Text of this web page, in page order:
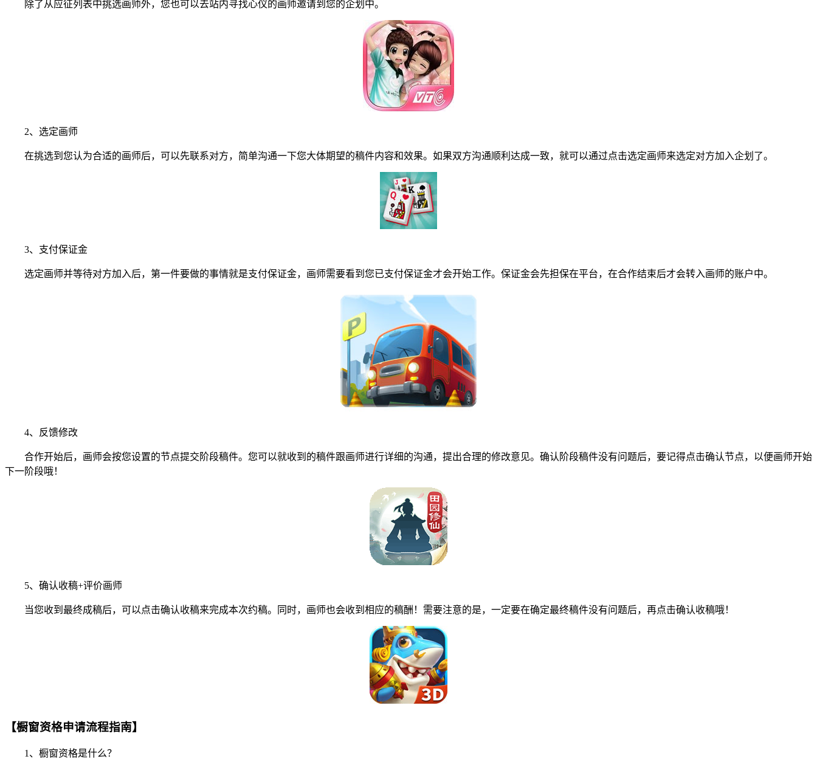
除了从应征列表中挑选画师外，您也可以去站内寻找心仪的画师邀请到您的企划中。
2、选定画师
在挑选到您认为合适的画师后，可以先联系对方，简单沟通一下您大体期望的稿件内容和效果。如果双方沟通顺利达成一致，就可以通过点击选定画师来选定对方加入企划了。
3、支付保证金
选定画师并等待对方加入后，第一件要做的事情就是支付保证金，画师需要看到您已支付保证金才会开始工作。保证金会先担保在平台，在合作结束后才会转入画师的账户中。
4、反馈修改
合作开始后，画师会按您设置的节点提交阶段稿件。您可以就收到的稿件跟画师进行详细的沟通，提出合理的修改意见。确认阶段稿件没有问题后，要记得点击确认节点，以便画师开始
下一阶段哦！
5、确认收稿+评价画师
当您收到最终成稿后，可以点击确认收稿来完成本次约稿。同时，画师也会收到相应的稿酬！需要注意的是，一定要在确定最终稿件没有问题后，再点击确认收稿哦！
【橱窗资格申请流程指南】
1、橱窗资格是什么？